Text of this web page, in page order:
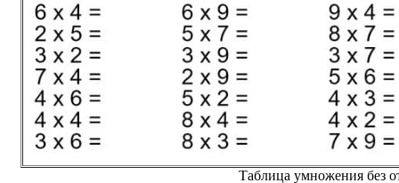
Таблица умножения без